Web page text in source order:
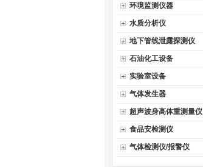
环境监测仪器
水质分析仪
地下管线泄露探测仪
石油化工设备
实验室设备
气体发生器
超声波身高体重测量仪
食品安检测仪
气体检测仪/报警仪